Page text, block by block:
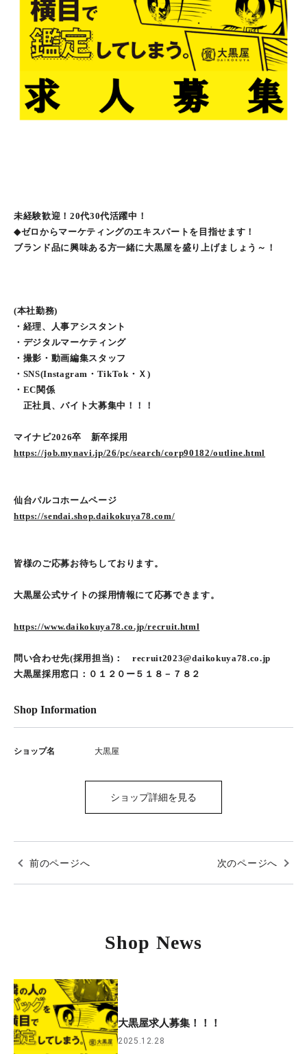
未経験歓迎！20代30代活躍中！
◆ゼロからマーケティングのエキスパートを目指せます！
ブランド品に興味ある方一緒に大黒屋を盛り上げましょう～！
(本社勤務)
・経理、人事アシスタント
・デジタルマーケティング
・撮影・動画編集スタッフ
・SNS(Instagram・TikTok・Ｘ)
・EC関係
正社員、バイト大募集中！！！
マイナビ2026卒 新卒採用
https://job.mynavi.jp/26/pc/search/corp90182/outline.html
仙台パルコホームページ
https://sendai.shop.daikokuya78.com/
皆様のご応募お待ちしております。
大黒屋公式サイトの採用情報にて応募できます。
https://www.daikokuya78.co.jp/recruit.html
問い合わせ先(採用担当)： recruit2023@daikokuya78.co.jp
大黒屋採用窓口：０１２０ー５１８－７８２
Shop Information
ショップ名 大黒屋
ショップ詳細を見る
前のページへ 次のページへ
Shop News
大黒屋求人募集！！！
2025.12.28